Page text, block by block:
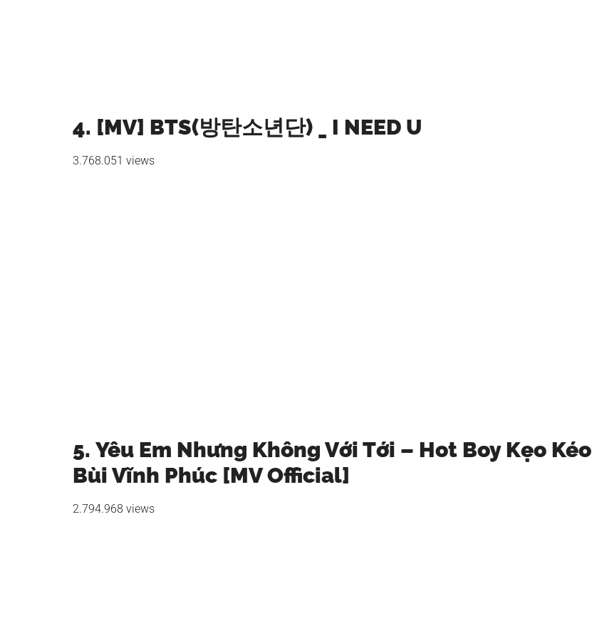
4. [MV] BTS(방탄소년단) _ I NEED U
3.768.051 views
5. Yêu Em Nhưng Không Với Tới – Hot Boy Kẹo Kéo
Bùi Vĩnh Phúc [MV Official]
2.794.968 views